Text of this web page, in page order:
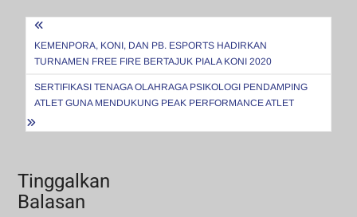
Navigasi
pos
KEMENPORA, KONI, DAN PB. ESPORTS HADIRKAN
TURNAMEN FREE FIRE BERTAJUK PIALA KONI 2020
SERTIFIKASI TENAGA OLAHRAGA PSIKOLOGI PENDAMPING
ATLET GUNA MENDUKUNG PEAK PERFORMANCE ATLET
Tinggalkan
Balasan